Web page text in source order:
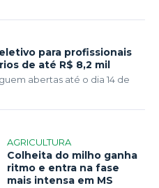
para profissionais
de até R$ 8,2 mil
abertas até o dia 14 de
AGRICULTURA
Colheita do milho ganha
ritmo e entra na fase
mais intensa em MS